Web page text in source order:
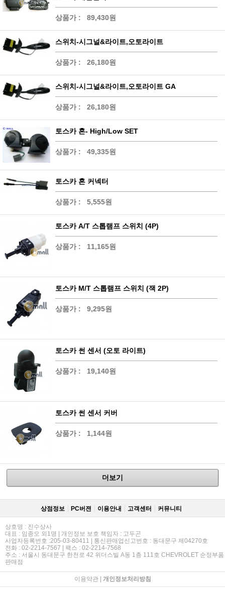
상품가 : 89,430원
스위치-시그널&라이트,오토라이트
상품가 : 26,180원
스위치-시그널&라이트,오토라이트 GA
상품가 : 26,180원
토스카 혼- High/Low SET
상품가 : 49,335원
토스카 혼 커넥터
상품가 : 5,555원
토스카 A/T 스톱램프 스위치 (4P)
상품가 : 11,165원
토스카 M/T 스톱램프 스위치 (잭 2P)
상품가 : 9,295원
토스카 썬 센서 (오토 라이트)
상품가 : 19,140원
토스카 썬 센서 커버
상품가 : 1,144원
더보기
상점정보 PC버젼 이용안내 고객센터 커뮤니티
상호명 : 진수상사
대표 : 임종오 외1명 | 개인정보 보호 책임자 : 고두곤
사업자등록번호 :205-03-80411 | 통신판매업신고번호 : 동대문구 제04270호
전화 : 02-2214-7567 | 팩스 : 02-2214-7568
주소 : 서울시 동대문구 한천로 42 위더스빌 A동 1층 111호 CHEVROLET 순정부품
판매점
이용약관| 개인정보처리방침